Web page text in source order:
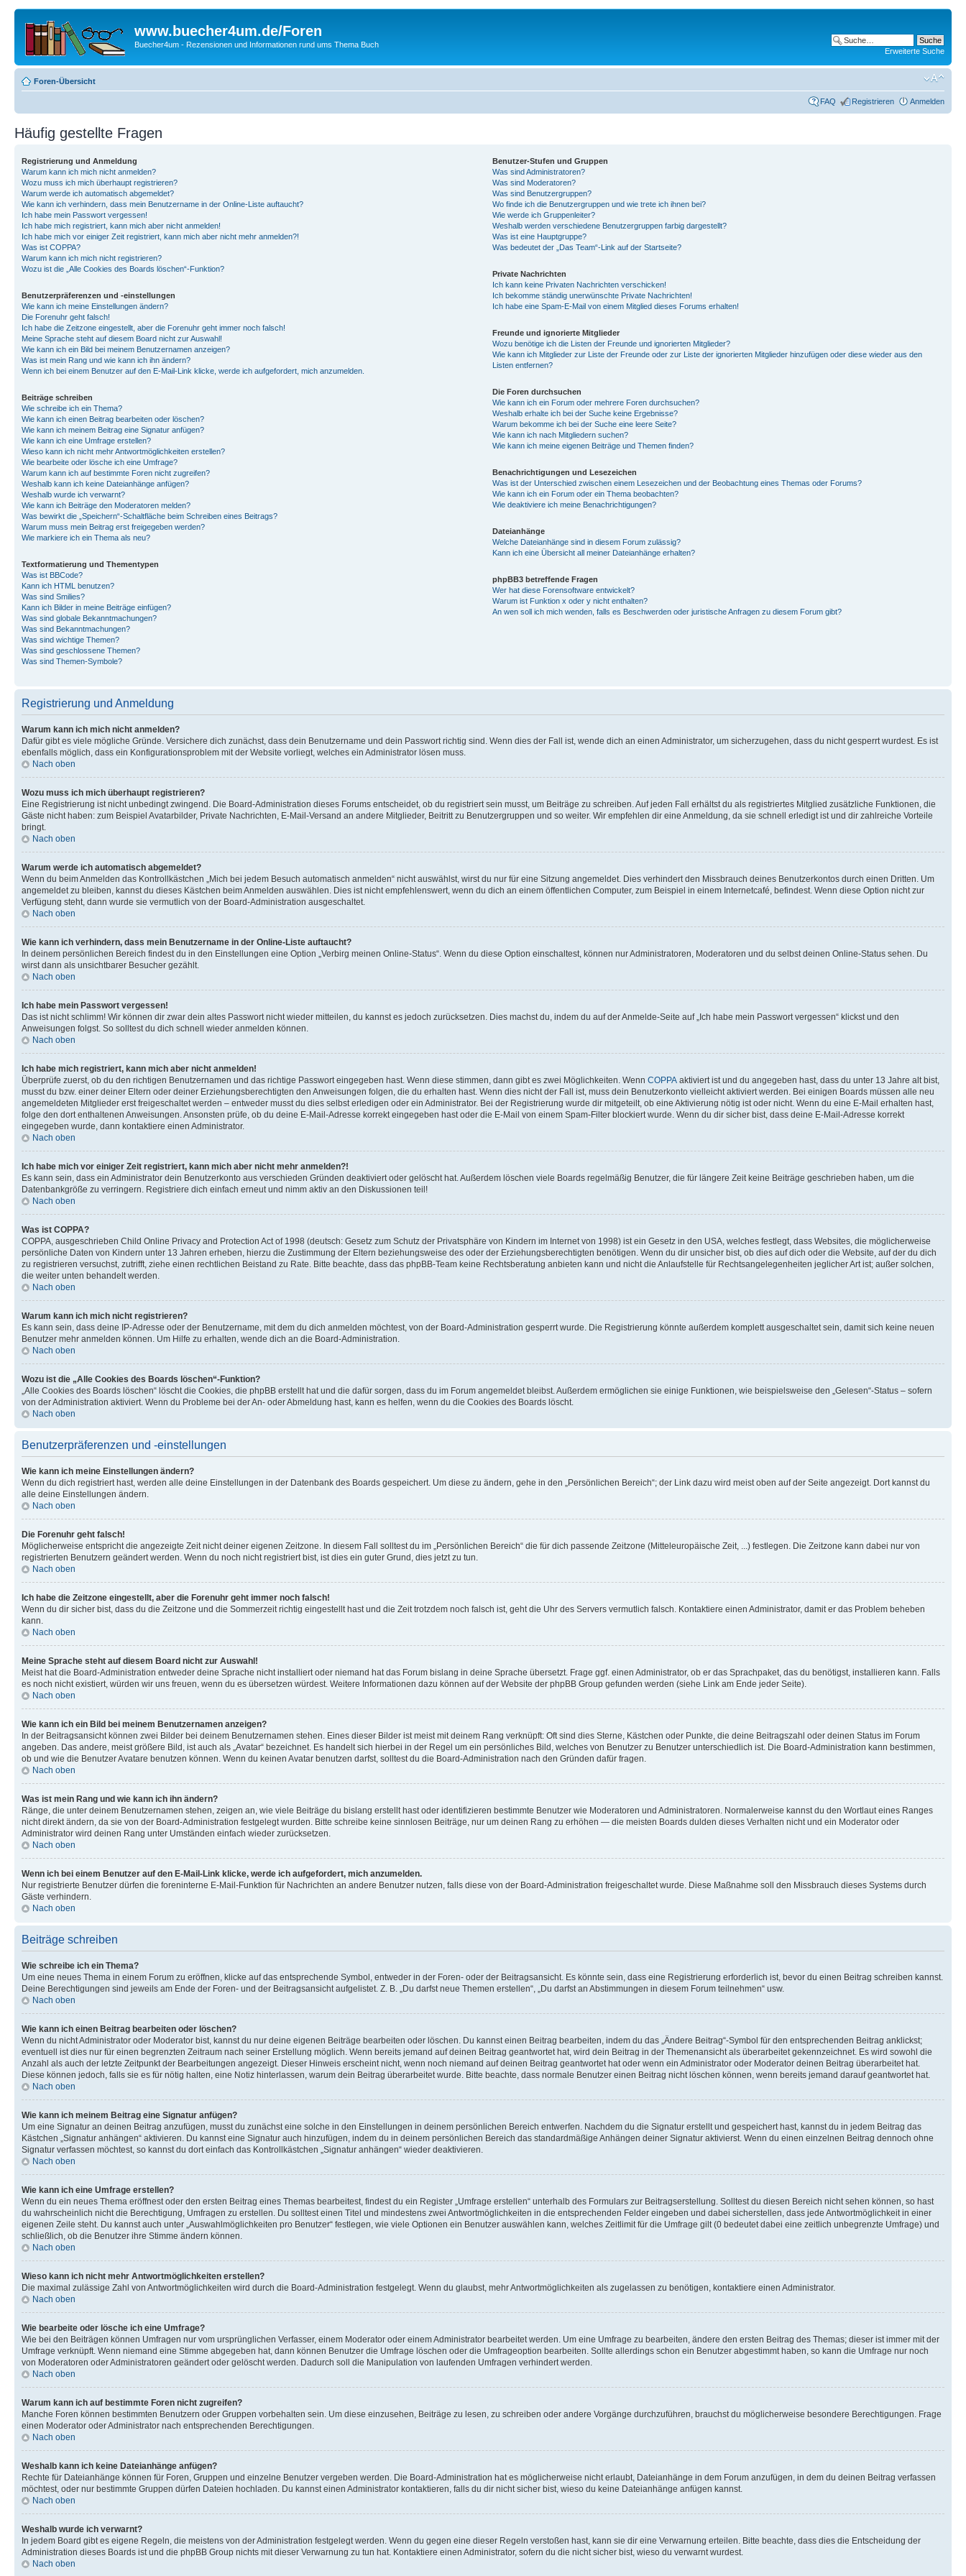
www.buecher4um.de/Foren
Buecher4um - Rezensionen und Informationen rund ums Thema Buch
Erweiterte Suche
Foren-Übersicht
FAQ Registrieren Anmelden
Häufig gestellte Fragen
Registrierung und Anmeldung
Warum kann ich mich nicht anmelden?
Wozu muss ich mich überhaupt registrieren?
Warum werde ich automatisch abgemeldet?
Wie kann ich verhindern, dass mein Benutzername in der Online-Liste auftaucht?
Ich habe mein Passwort vergessen!
Ich habe mich registriert, kann mich aber nicht anmelden!
Ich habe mich vor einiger Zeit registriert, kann mich aber nicht mehr anmelden?!
Was ist COPPA?
Warum kann ich mich nicht registrieren?
Wozu ist die „Alle Cookies des Boards löschen“-Funktion?
Benutzerpräferenzen und -einstellungen
Wie kann ich meine Einstellungen ändern?
Die Forenuhr geht falsch!
Ich habe die Zeitzone eingestellt, aber die Forenuhr geht immer noch falsch!
Meine Sprache steht auf diesem Board nicht zur Auswahl!
Wie kann ich ein Bild bei meinem Benutzernamen anzeigen?
Was ist mein Rang und wie kann ich ihn ändern?
Wenn ich bei einem Benutzer auf den E-Mail-Link klicke, werde ich aufgefordert, mich anzumelden.
Beiträge schreiben
Wie schreibe ich ein Thema?
Wie kann ich einen Beitrag bearbeiten oder löschen?
Wie kann ich meinem Beitrag eine Signatur anfügen?
Wie kann ich eine Umfrage erstellen?
Wieso kann ich nicht mehr Antwortmöglichkeiten erstellen?
Wie bearbeite oder lösche ich eine Umfrage?
Warum kann ich auf bestimmte Foren nicht zugreifen?
Weshalb kann ich keine Dateianhänge anfügen?
Weshalb wurde ich verwarnt?
Wie kann ich Beiträge den Moderatoren melden?
Was bewirkt die „Speichern“-Schaltfläche beim Schreiben eines Beitrags?
Warum muss mein Beitrag erst freigegeben werden?
Wie markiere ich ein Thema als neu?
Textformatierung und Thementypen
Was ist BBCode?
Kann ich HTML benutzen?
Was sind Smilies?
Kann ich Bilder in meine Beiträge einfügen?
Was sind globale Bekanntmachungen?
Was sind Bekanntmachungen?
Was sind wichtige Themen?
Was sind geschlossene Themen?
Was sind Themen-Symbole?
Benutzer-Stufen und Gruppen
Was sind Administratoren?
Was sind Moderatoren?
Was sind Benutzergruppen?
Wo finde ich die Benutzergruppen und wie trete ich ihnen bei?
Wie werde ich Gruppenleiter?
Weshalb werden verschiedene Benutzergruppen farbig dargestellt?
Was ist eine Hauptgruppe?
Was bedeutet der „Das Team“-Link auf der Startseite?
Private Nachrichten
Ich kann keine Privaten Nachrichten verschicken!
Ich bekomme ständig unerwünschte Private Nachrichten!
Ich habe eine Spam-E-Mail von einem Mitglied dieses Forums erhalten!
Freunde und ignorierte Mitglieder
Wozu benötige ich die Listen der Freunde und ignorierten Mitglieder?
Wie kann ich Mitglieder zur Liste der Freunde oder zur Liste der ignorierten Mitglieder hinzufügen oder diese wieder aus den
Listen entfernen?
Die Foren durchsuchen
Wie kann ich ein Forum oder mehrere Foren durchsuchen?
Weshalb erhalte ich bei der Suche keine Ergebnisse?
Warum bekomme ich bei der Suche eine leere Seite?
Wie kann ich nach Mitgliedern suchen?
Wie kann ich meine eigenen Beiträge und Themen finden?
Benachrichtigungen und Lesezeichen
Was ist der Unterschied zwischen einem Lesezeichen und der Beobachtung eines Themas oder Forums?
Wie kann ich ein Forum oder ein Thema beobachten?
Wie deaktiviere ich meine Benachrichtigungen?
Dateianhänge
Welche Dateianhänge sind in diesem Forum zulässig?
Kann ich eine Übersicht all meiner Dateianhänge erhalten?
phpBB3 betreffende Fragen
Wer hat diese Forensoftware entwickelt?
Warum ist Funktion x oder y nicht enthalten?
An wen soll ich mich wenden, falls es Beschwerden oder juristische Anfragen zu diesem Forum gibt?
Registrierung und Anmeldung
Warum kann ich mich nicht anmelden?
Dafür gibt es viele mögliche Gründe. Versichere dich zunächst, dass dein Benutzername und dein Passwort richtig sind. Wenn dies der Fall ist, wende dich an einen Administrator, um sicherzugehen, dass du nicht gesperrt wurdest. Es ist
ebenfalls möglich, dass ein Konfigurationsproblem mit der Website vorliegt, welches ein Administrator lösen muss.
Nach oben
Wozu muss ich mich überhaupt registrieren?
Eine Registrierung ist nicht unbedingt zwingend. Die Board-Administration dieses Forums entscheidet, ob du registriert sein musst, um Beiträge zu schreiben. Auf jeden Fall erhältst du als registriertes Mitglied zusätzliche Funktionen, die
Gäste nicht haben: zum Beispiel Avatarbilder, Private Nachrichten, E-Mail-Versand an andere Mitglieder, Beitritt zu Benutzergruppen und so weiter. Wir empfehlen dir eine Anmeldung, da sie schnell erledigt ist und dir zahlreiche Vorteile
bringt.
Nach oben
Warum werde ich automatisch abgemeldet?
Wenn du beim Anmelden das Kontrollkästchen „Mich bei jedem Besuch automatisch anmelden“ nicht auswählst, wirst du nur für eine Sitzung angemeldet. Dies verhindert den Missbrauch deines Benutzerkontos durch einen Dritten. Um
angemeldet zu bleiben, kannst du dieses Kästchen beim Anmelden auswählen. Dies ist nicht empfehlenswert, wenn du dich an einem öffentlichen Computer, zum Beispiel in einem Internetcafé, befindest. Wenn diese Option nicht zur
Verfügung steht, dann wurde sie vermutlich von der Board-Administration ausgeschaltet.
Nach oben
Wie kann ich verhindern, dass mein Benutzername in der Online-Liste auftaucht?
In deinem persönlichen Bereich findest du in den Einstellungen eine Option „Verbirg meinen Online-Status“. Wenn du diese Option einschaltest, können nur Administratoren, Moderatoren und du selbst deinen Online-Status sehen. Du
wirst dann als unsichtbarer Besucher gezählt.
Nach oben
Ich habe mein Passwort vergessen!
Das ist nicht schlimm! Wir können dir zwar dein altes Passwort nicht wieder mitteilen, du kannst es jedoch zurücksetzen. Dies machst du, indem du auf der Anmelde-Seite auf „Ich habe mein Passwort vergessen“ klickst und den
Anweisungen folgst. So solltest du dich schnell wieder anmelden können.
Nach oben
Ich habe mich registriert, kann mich aber nicht anmelden!
Überprüfe zuerst, ob du den richtigen Benutzernamen und das richtige Passwort eingegeben hast. Wenn diese stimmen, dann gibt es zwei Möglichkeiten. Wenn COPPA aktiviert ist und du angegeben hast, dass du unter 13 Jahre alt bist,
musst du bzw. einer deiner Eltern oder deiner Erziehungsberechtigten den Anweisungen folgen, die du erhalten hast. Wenn dies nicht der Fall ist, muss dein Benutzerkonto vielleicht aktiviert werden. Bei einigen Boards müssen alle neu
angemeldeten Mitglieder erst freigeschaltet werden – entweder musst du dies selbst erledigen oder ein Administrator. Bei der Registrierung wurde dir mitgeteilt, ob eine Aktivierung nötig ist oder nicht. Wenn du eine E-Mail erhalten hast,
folge den dort enthaltenen Anweisungen. Ansonsten prüfe, ob du deine E-Mail-Adresse korrekt eingegeben hast oder die E-Mail von einem Spam-Filter blockiert wurde. Wenn du dir sicher bist, dass deine E-Mail-Adresse korrekt
eingegeben wurde, dann kontaktiere einen Administrator.
Nach oben
Ich habe mich vor einiger Zeit registriert, kann mich aber nicht mehr anmelden?!
Es kann sein, dass ein Administrator dein Benutzerkonto aus verschieden Gründen deaktiviert oder gelöscht hat. Außerdem löschen viele Boards regelmäßig Benutzer, die für längere Zeit keine Beiträge geschrieben haben, um die
Datenbankgröße zu verringern. Registriere dich einfach erneut und nimm aktiv an den Diskussionen teil!
Nach oben
Was ist COPPA?
COPPA, ausgeschrieben Child Online Privacy and Protection Act of 1998 (deutsch: Gesetz zum Schutz der Privatsphäre von Kindern im Internet von 1998) ist ein Gesetz in den USA, welches festlegt, dass Websites, die möglicherweise
persönliche Daten von Kindern unter 13 Jahren erheben, hierzu die Zustimmung der Eltern beziehungsweise des oder der Erziehungsberechtigten benötigen. Wenn du dir unsicher bist, ob dies auf dich oder die Website, auf der du dich
zu registrieren versuchst, zutrifft, ziehe einen rechtlichen Beistand zu Rate. Bitte beachte, dass das phpBB-Team keine Rechtsberatung anbieten kann und nicht die Anlaufstelle für Rechtsangelegenheiten jeglicher Art ist; außer solchen,
die weiter unten behandelt werden.
Nach oben
Warum kann ich mich nicht registrieren?
Es kann sein, dass deine IP-Adresse oder der Benutzername, mit dem du dich anmelden möchtest, von der Board-Administration gesperrt wurde. Die Registrierung könnte außerdem komplett ausgeschaltet sein, damit sich keine neuen
Benutzer mehr anmelden können. Um Hilfe zu erhalten, wende dich an die Board-Administration.
Nach oben
Wozu ist die „Alle Cookies des Boards löschen“-Funktion?
„Alle Cookies des Boards löschen“ löscht die Cookies, die phpBB erstellt hat und die dafür sorgen, dass du im Forum angemeldet bleibst. Außerdem ermöglichen sie einige Funktionen, wie beispielsweise den „Gelesen“-Status – sofern
von der Administration aktiviert. Wenn du Probleme bei der An- oder Abmeldung hast, kann es helfen, wenn du die Cookies des Boards löscht.
Nach oben
Benutzerpräferenzen und -einstellungen
Wie kann ich meine Einstellungen ändern?
Wenn du dich registriert hast, werden alle deine Einstellungen in der Datenbank des Boards gespeichert. Um diese zu ändern, gehe in den „Persönlichen Bereich“; der Link dazu wird meist oben auf der Seite angezeigt. Dort kannst du
alle deine Einstellungen ändern.
Nach oben
Die Forenuhr geht falsch!
Möglicherweise entspricht die angezeigte Zeit nicht deiner eigenen Zeitzone. In diesem Fall solltest du im „Persönlichen Bereich“ die für dich passende Zeitzone (Mitteleuropäische Zeit, ...) festlegen. Die Zeitzone kann dabei nur von
registrierten Benutzern geändert werden. Wenn du noch nicht registriert bist, ist dies ein guter Grund, dies jetzt zu tun.
Nach oben
Ich habe die Zeitzone eingestellt, aber die Forenuhr geht immer noch falsch!
Wenn du dir sicher bist, dass du die Zeitzone und die Sommerzeit richtig eingestellt hast und die Zeit trotzdem noch falsch ist, geht die Uhr des Servers vermutlich falsch. Kontaktiere einen Administrator, damit er das Problem beheben
kann.
Nach oben
Meine Sprache steht auf diesem Board nicht zur Auswahl!
Meist hat die Board-Administration entweder deine Sprache nicht installiert oder niemand hat das Forum bislang in deine Sprache übersetzt. Frage ggf. einen Administrator, ob er das Sprachpaket, das du benötigst, installieren kann. Falls
es noch nicht existiert, würden wir uns freuen, wenn du es übersetzen würdest. Weitere Informationen dazu können auf der Website der phpBB Group gefunden werden (siehe Link am Ende jeder Seite).
Nach oben
Wie kann ich ein Bild bei meinem Benutzernamen anzeigen?
In der Beitragsansicht können zwei Bilder bei deinem Benutzernamen stehen. Eines dieser Bilder ist meist mit deinem Rang verknüpft: Oft sind dies Sterne, Kästchen oder Punkte, die deine Beitragszahl oder deinen Status im Forum
angeben. Das andere, meist größere Bild, ist auch als „Avatar“ bezeichnet. Es handelt sich hierbei in der Regel um ein persönliches Bild, welches von Benutzer zu Benutzer unterschiedlich ist. Die Board-Administration kann bestimmen,
ob und wie die Benutzer Avatare benutzen können. Wenn du keinen Avatar benutzen darfst, solltest du die Board-Administration nach den Gründen dafür fragen.
Nach oben
Was ist mein Rang und wie kann ich ihn ändern?
Ränge, die unter deinem Benutzernamen stehen, zeigen an, wie viele Beiträge du bislang erstellt hast oder identifizieren bestimmte Benutzer wie Moderatoren und Administratoren. Normalerweise kannst du den Wortlaut eines Ranges
nicht direkt ändern, da sie von der Board-Administration festgelegt wurden. Bitte schreibe keine sinnlosen Beiträge, nur um deinen Rang zu erhöhen — die meisten Boards dulden dieses Verhalten nicht und ein Moderator oder
Administrator wird deinen Rang unter Umständen einfach wieder zurücksetzen.
Nach oben
Wenn ich bei einem Benutzer auf den E-Mail-Link klicke, werde ich aufgefordert, mich anzumelden.
Nur registrierte Benutzer dürfen die foreninterne E-Mail-Funktion für Nachrichten an andere Benutzer nutzen, falls diese von der Board-Administration freigeschaltet wurde. Diese Maßnahme soll den Missbrauch dieses Systems durch
Gäste verhindern.
Nach oben
Beiträge schreiben
Wie schreibe ich ein Thema?
Um eine neues Thema in einem Forum zu eröffnen, klicke auf das entsprechende Symbol, entweder in der Foren- oder der Beitragsansicht. Es könnte sein, dass eine Registrierung erforderlich ist, bevor du einen Beitrag schreiben kannst.
Deine Berechtigungen sind jeweils am Ende der Foren- und der Beitragsansicht aufgelistet. Z. B. „Du darfst neue Themen erstellen“, „Du darfst an Abstimmungen in diesem Forum teilnehmen“ usw.
Nach oben
Wie kann ich einen Beitrag bearbeiten oder löschen?
Wenn du nicht Administrator oder Moderator bist, kannst du nur deine eigenen Beiträge bearbeiten oder löschen. Du kannst einen Beitrag bearbeiten, indem du das „Ändere Beitrag“-Symbol für den entsprechenden Beitrag anklickst;
eventuell ist dies nur für einen begrenzten Zeitraum nach seiner Erstellung möglich. Wenn bereits jemand auf deinen Beitrag geantwortet hat, wird dein Beitrag in der Themenansicht als überarbeitet gekennzeichnet. Es wird sowohl die
Anzahl als auch der letzte Zeitpunkt der Bearbeitungen angezeigt. Dieser Hinweis erscheint nicht, wenn noch niemand auf deinen Beitrag geantwortet hat oder wenn ein Administrator oder Moderator deinen Beitrag überarbeitet hat.
Diese können jedoch, falls sie es für nötig halten, eine Notiz hinterlassen, warum dein Beitrag überarbeitet wurde. Bitte beachte, dass normale Benutzer einen Beitrag nicht löschen können, wenn bereits jemand darauf geantwortet hat.
Nach oben
Wie kann ich meinem Beitrag eine Signatur anfügen?
Um eine Signatur an deinen Beitrag anzufügen, musst du zunächst eine solche in den Einstellungen in deinem persönlichen Bereich entwerfen. Nachdem du die Signatur erstellt und gespeichert hast, kannst du in jedem Beitrag das
Kästchen „Signatur anhängen“ aktivieren. Du kannst eine Signatur auch hinzufügen, indem du in deinem persönlichen Bereich das standardmäßige Anhängen deiner Signatur aktivierst. Wenn du einen einzelnen Beitrag dennoch ohne
Signatur verfassen möchtest, so kannst du dort einfach das Kontrollkästchen „Signatur anhängen“ wieder deaktivieren.
Nach oben
Wie kann ich eine Umfrage erstellen?
Wenn du ein neues Thema eröffnest oder den ersten Beitrag eines Themas bearbeitest, findest du ein Register „Umfrage erstellen“ unterhalb des Formulars zur Beitragserstellung. Solltest du diesen Bereich nicht sehen können, so hast
du wahrscheinlich nicht die Berechtigung, Umfragen zu erstellen. Du solltest einen Titel und mindestens zwei Antwortmöglichkeiten in die entsprechenden Felder eingeben und dabei sicherstellen, dass jede Antwortmöglichkeit in einer
eigenen Zeile steht. Du kannst auch unter „Auswahlmöglichkeiten pro Benutzer“ festlegen, wie viele Optionen ein Benutzer auswählen kann, welches Zeitlimit für die Umfrage gilt (0 bedeutet dabei eine zeitlich unbegrenzte Umfrage) und
schließlich, ob die Benutzer ihre Stimme ändern können.
Nach oben
Wieso kann ich nicht mehr Antwortmöglichkeiten erstellen?
Die maximal zulässige Zahl von Antwortmöglichkeiten wird durch die Board-Administration festgelegt. Wenn du glaubst, mehr Antwortmöglichkeiten als zugelassen zu benötigen, kontaktiere einen Administrator.
Nach oben
Wie bearbeite oder lösche ich eine Umfrage?
Wie bei den Beiträgen können Umfragen nur vom ursprünglichen Verfasser, einem Moderator oder einem Administrator bearbeitet werden. Um eine Umfrage zu bearbeiten, ändere den ersten Beitrag des Themas; dieser ist immer mit der
Umfrage verknüpft. Wenn niemand eine Stimme abgegeben hat, dann können Benutzer die Umfrage löschen oder die Umfrageoption bearbeiten. Sollte allerdings schon ein Benutzer abgestimmt haben, so kann die Umfrage nur noch
von Moderatoren oder Administratoren geändert oder gelöscht werden. Dadurch soll die Manipulation von laufenden Umfragen verhindert werden.
Nach oben
Warum kann ich auf bestimmte Foren nicht zugreifen?
Manche Foren können bestimmten Benutzern oder Gruppen vorbehalten sein. Um diese einzusehen, Beiträge zu lesen, zu schreiben oder andere Vorgänge durchzuführen, brauchst du möglicherweise besondere Berechtigungen. Frage
einen Moderator oder Administrator nach entsprechenden Berechtigungen.
Nach oben
Weshalb kann ich keine Dateianhänge anfügen?
Rechte für Dateianhänge können für Foren, Gruppen und einzelne Benutzer vergeben werden. Die Board-Administration hat es möglicherweise nicht erlaubt, Dateianhänge in dem Forum anzufügen, in dem du deinen Beitrag verfassen
möchtest, oder nur bestimmte Gruppen dürfen Dateien hochladen. Du kannst einen Administrator kontaktieren, falls du dir nicht sicher bist, wieso du keine Dateianhänge anfügen kannst.
Nach oben
Weshalb wurde ich verwarnt?
In jedem Board gibt es eigene Regeln, die meistens von der Administration festgelegt werden. Wenn du gegen eine dieser Regeln verstoßen hast, kann sie dir eine Verwarnung erteilen. Bitte beachte, dass dies die Entscheidung der
Administration dieses Boards ist und die phpBB Group nichts mit dieser Verwarnung zu tun hat. Kontaktiere einen Administrator, sofern du die nicht sicher bist, wieso du verwarnt wurdest.
Nach oben